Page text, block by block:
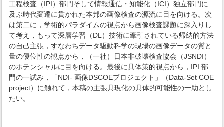
工程検査（IPI）部門そして情報通信・知能化（ICI）独立部門に
及ぶ時代変遷に貫かれた本邦の画像検査の源流に目を向ける。次
は第二に，学術的パラダイムの視点から画像検査課題に深入りし
て考え，もって深層学習（DL）技術に牽引されている帰納的方法
の自己主張，すなわちデータ駆動科学の現場の画像データの質と
量の優位性の観点から，（一社）日本非破壊検査協会（JSNDI）
のポテンシャルに目を向ける。最後に具体策的視点から，IPI 部
門の一試み，「NDI‑ 画像DSCOEプロジェクト」（Data‑Set COE
project）に触れて，本稿の主張具現化の具体的可能性の一助とし
たい。